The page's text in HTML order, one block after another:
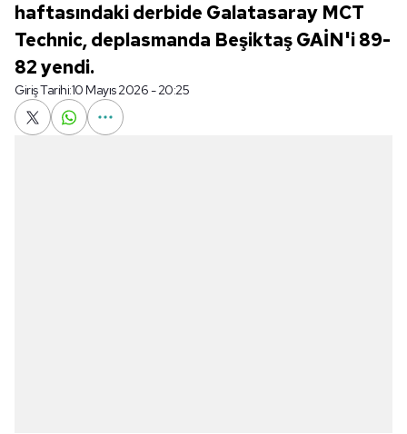
haftasındaki derbide Galatasaray MCT
Technic, deplasmanda Beşiktaş GAİN'i 89-
82 yendi.
Giriş Tarihi:10 Mayıs 2026 - 20:25